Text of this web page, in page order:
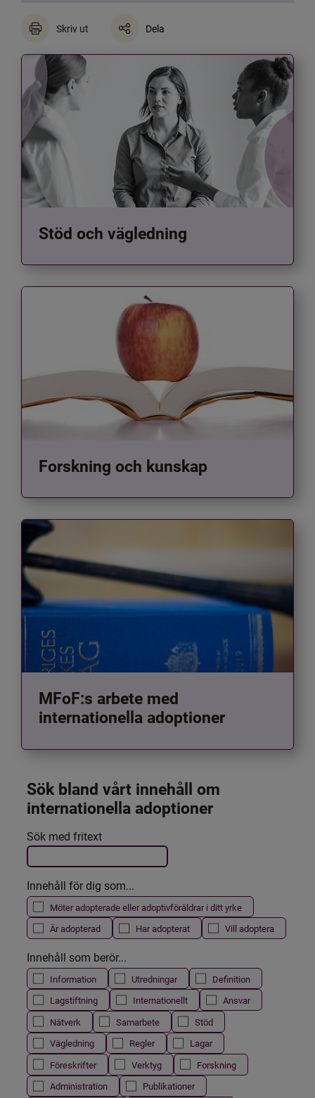
Skriv ut Dela
Stöd och vägledning
Forskning och kunskap
MFoF:s arbete med
internationella adoptioner
Sök bland vårt innehåll om
internationella adoptioner
Filtrera resultatet
Det här formuläret postas automatiskt
Sök med fritext
Innehåll för dig som...
Möter adopterade eller adoptivföräldrar i ditt yrke
Är adopterad
Har adopterat Vill adoptera
Innehåll som berör...
Information Utredningar
Definition
Lagstiftning
Internationellt
Ansvar
Nätverk
Samarbete
Stöd
Vägledning
Regler
Lagar
Föreskrifter
Verktyg
Forskning
Administration
Publikationer